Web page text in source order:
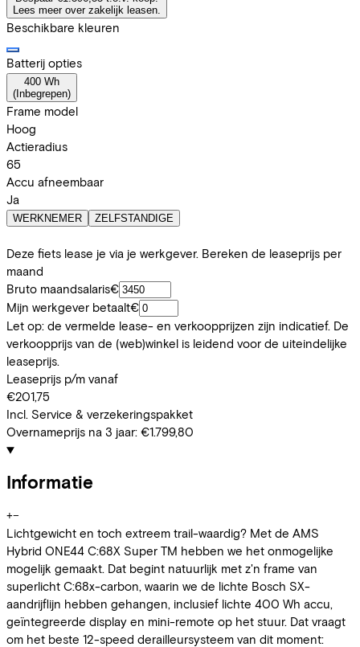
Lees meer over zakelijk leasen.
Beschikbare kleuren
Batterij opties
400 Wh
( Inbegrepen)
Frame model
Hoog
Actieradius
65
Accu afneembaar
Ja
WERKNEMER ZELFSTANDIGE
Deze fiets lease je via je werkgever. Bereken de leaseprijs per
maand
Bruto maandsalaris€
Mijn werkgever betaalt€
Let op: de vermelde lease- en verkoopprijzen zijn indicatief. De
verkoopprijs van de (web)winkel is leidend voor de uiteindelijke
leaseprijs.
Leaseprijs p/m vanaf
€201,75
Incl. Service & verzekeringspakket
Overnameprijs na 3 jaar: €1.799,80
Informatie
+−
Lichtgewicht en toch extreem trail-waardig? Met de AMS
Hybrid ONE44 C:68X Super TM hebben we het onmogelijke
mogelijk gemaakt. Dat begint natuurlijk met z'n frame van
superlicht C:68x-carbon, waarin we de lichte Bosch SX-
aandrijflijn hebben gehangen, inclusief lichte 400 Wh accu,
geïntegreerde display en mini-remote op het stuur. Dat vraagt
om het beste 12-speed derailleursysteem van dit moment: